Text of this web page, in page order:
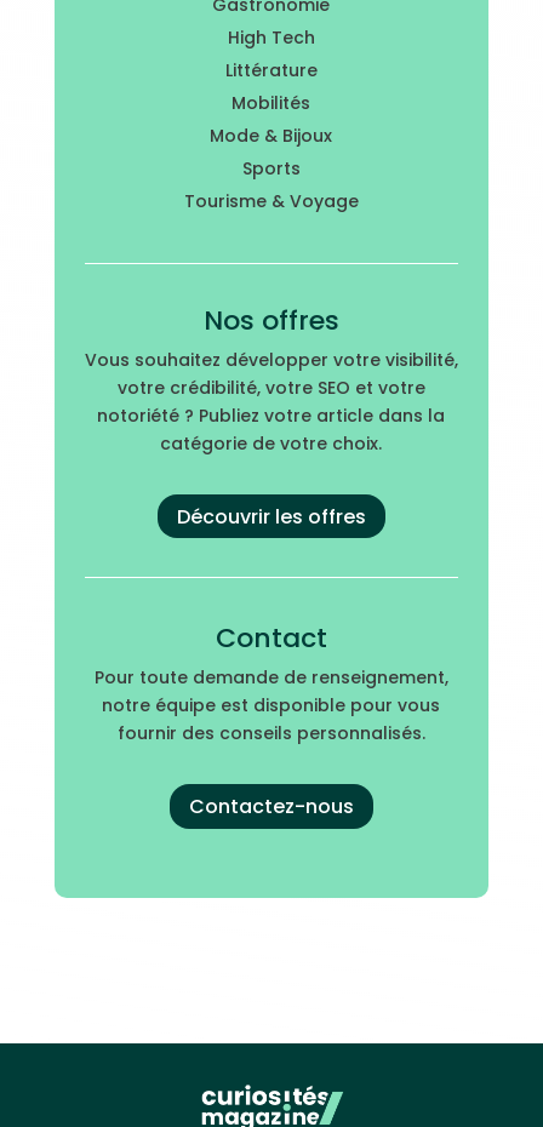
Gastronomie
High Tech
Littérature
Mobilités
Mode & Bijoux
Sports
Tourisme & Voyage
Nos offres
Vous souhaitez développer votre visibilité,
votre crédibilité, votre SEO et votre
notoriété ? Publiez votre article dans la
catégorie de votre choix.
Découvrir les offres
Contact
Pour toute demande de renseignement,
notre équipe est disponible pour vous
fournir des conseils personnalisés.
Contactez-nous